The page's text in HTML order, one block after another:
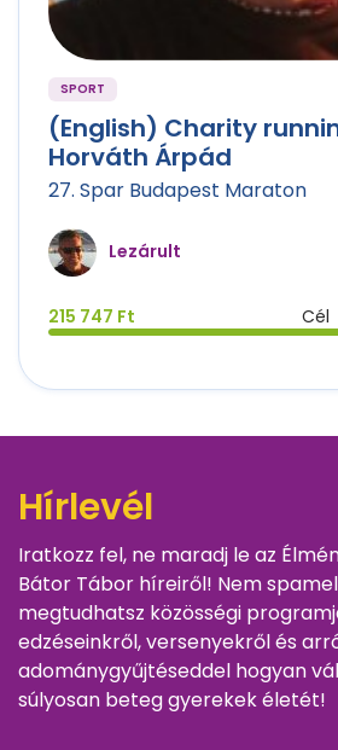
SPORT
(English) Charity
Horváth Árpád
27. Spar Budapest Maraton
Lezárult
215 747 Ft Cél
Hírlevél
Iratkozz fel, ne maradj le az
Bátor Tábor híreiről! Nem
megtudhatsz közösségi
edzéseinkről, versenyekről és
adománygyűjtéseddel hogyan
súlyosan beteg gyerekek életét!